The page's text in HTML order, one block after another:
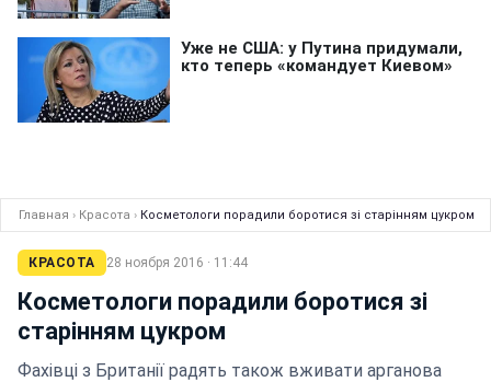
Главная › Красота › Косметологи порадили боротися зі старінням цукром
КРАСОТА 28 ноября 2016 · 11:44
Косметологи порадили боротися зі
старінням цукром
Фахівці з Британії радять також вживати арганова